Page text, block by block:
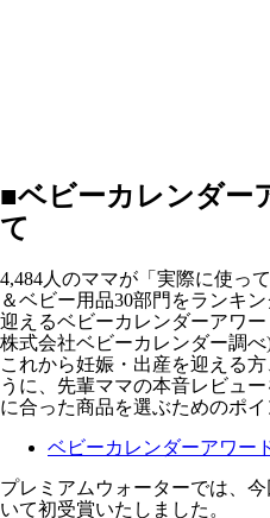
■ベビーカレンダー
て
4,484人のママが「実際に使っ
＆ベビー用品30部門をランキ
迎えるベビーカレンダーアワー
株式会社ベビーカレンダー調べ
これから妊娠・出産を迎える
うに、先輩ママの本音レビュ
に合った商品を選ぶためのポ
ベビーカレンダーアワー
プレミアムウォーターでは、
いて初受賞いたしました。